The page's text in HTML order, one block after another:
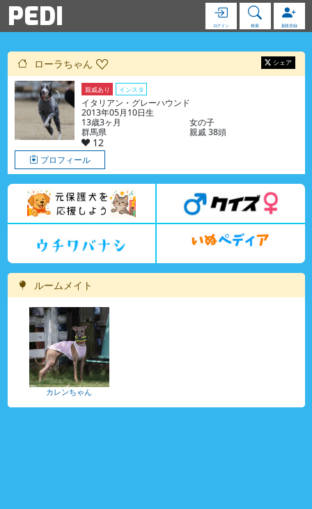
PEDI ログイン 検索 新規登録
ローラちゃん シェア
親戚あり インスタ
イタリアン・グレーハウンド
2013年05月10日生
13歳3ヶ月
女の子
群馬県
親戚 38頭
12
プロフィール
ルームメイト
カレンちゃん